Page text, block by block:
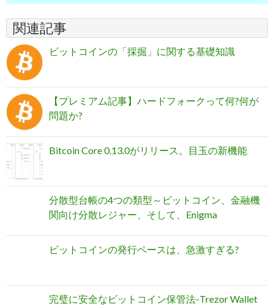
関連記事
ビットコインの「採掘」に関する基礎知識
【プレミアム記事】ハードフォークって何?何が
問題か?
Bitcoin Core 0.13.0がリリース。目玉の新機能
分散型台帳の4つの類型～ビットコイン、金融機
関向け分散レジャー、そして、Enigma
ビットコインの発行ペースは、急激すぎる?
完璧に安全なビットコイン保管法-Trezor Wallet